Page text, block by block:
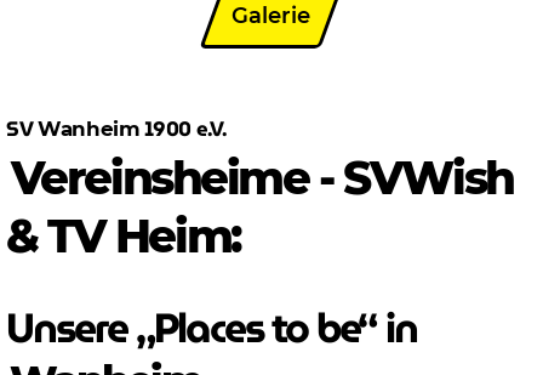
Galerie
SVWanheim 1900 e.V.
Vereinsheime - SVWish
& TV Heim:
Unsere „Places to be“ in